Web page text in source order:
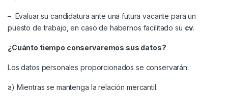
– Evaluar su candidatura ante una futura vacante para un
puesto de trabajo, en caso de habernos facilitado su cv.
¿Cuánto tiempo conservaremos sus datos?
Los datos personales proporcionados se conservarán:
a) Mientras se mantenga la relación mercantil.